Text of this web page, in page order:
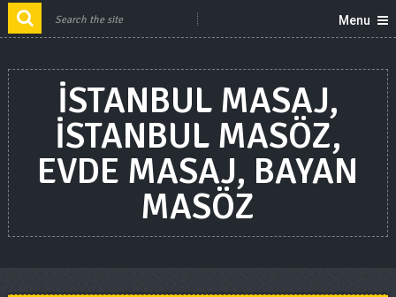
Menu
ISTANBUL MASAJ,
ISTANBUL MASÖZ,
EVDE MASAJ, BAYAN
MASÖZ